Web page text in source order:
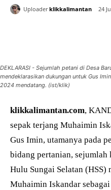
Uploader klikkalimantan 24
DEKLARASI - Sejumlah petani di Desa
mendeklarasikan dukungan untuk Gus
2024 mendatang. (ist/klik)
klikkalimantan.com,
sepak terjang Muhaimin
Gus Imin, utamanya pada
bidang pertanian,
Hulu Sungai Selatan
Muhaimin Iskandar